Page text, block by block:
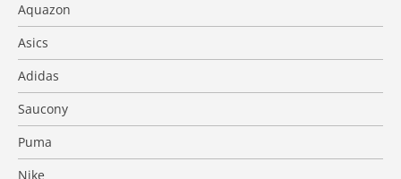
Aquazon
Asics
Adidas
Saucony
Puma
Nike